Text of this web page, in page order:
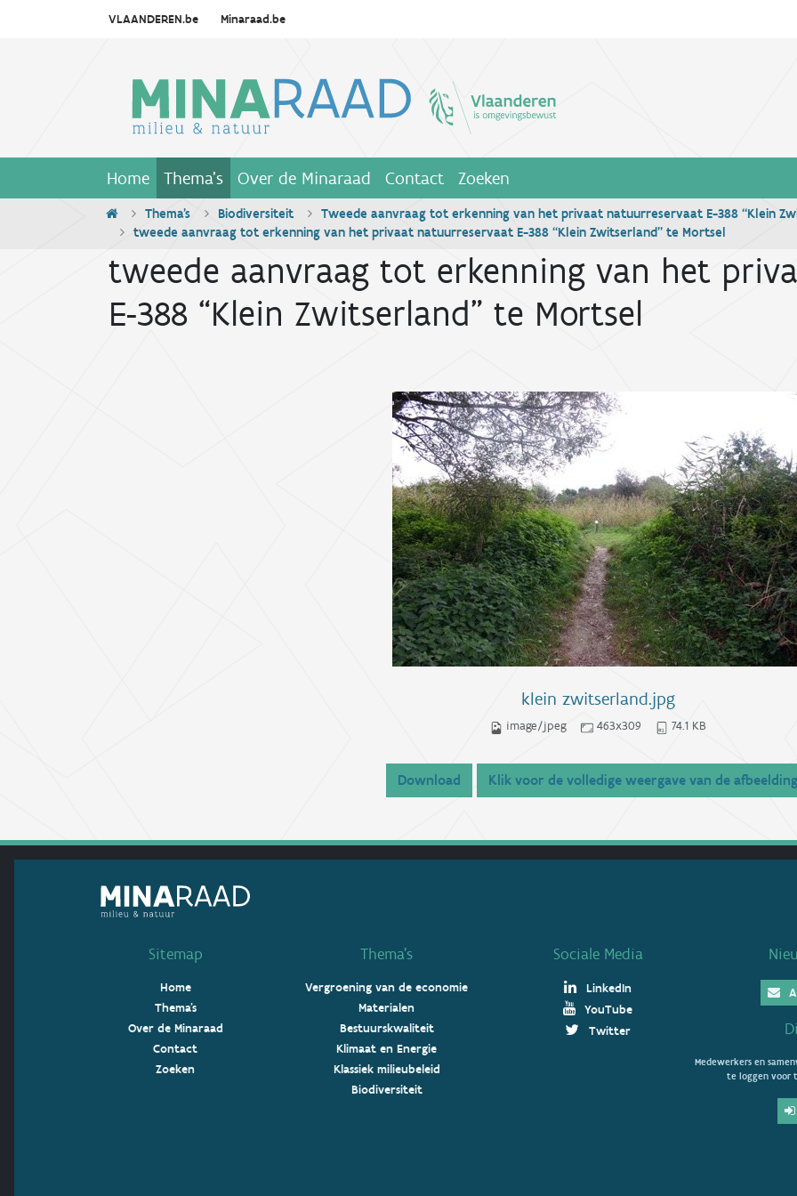
VLAANDEREN.be Minaraad.be
Home Thema's Over de Minaraad Contact Zoeken
Thema's Biodiversiteit
Tweede aanvraag tot erkenning van het privaat natuurreservaat E-388 “Klein
tweede aanvraag tot erkenning van het privaat natuurreservaat E-388 “Klein Zwitserland” te Mortsel
tweede aanvraag tot erkenning van het
E-388 “Klein Zwitserland” te Mortsel
klein zwitserland.jpg
image/jpeg 463x309 74.1 KB
Download Klik voor de volledige weergave van de afbeelding
Sitemap
Home
Thema's
Over de Minaraad
Contact
Zoeken
Thema’s
Vergroening van de economie
Materialen
Bestuurskwaliteit
Klimaat en Energie
Klassiek milieubeleid
Biodiversiteit
Sociale Media
LinkedIn
YouTube
Twitter
Medewerkers en
te loggen voor